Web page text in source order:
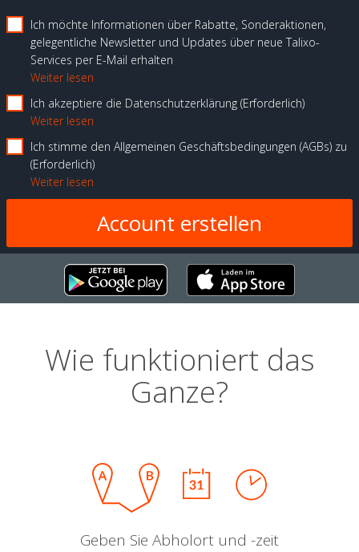
Ich möchte Informationen über Rabatte, Sonderaktionen,
gelegentliche Newsletter und Updates über neue Talixo-
Services per E-Mail erhalten
Weiter lesen
Ich akzeptiere die Datenschutzerklärung Erforderlich
Weiter lesen
Ich stimme den Allgemeinen Geschäftsbedingungen (AGBs) zu
Erforderlich
Weiter lesen
Wie funktioniert das
Ganze?
Geben Sie Abholort und -zeit